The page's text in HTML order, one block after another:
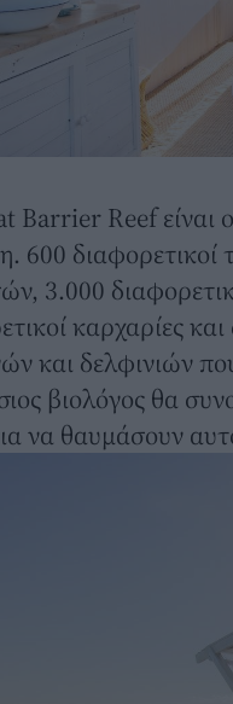
Barrier Reef είναι
600 διαφορετικοί
3.000
καρχαρίες
και δελφινιών
βιολόγος θα
να θαυμάσουν